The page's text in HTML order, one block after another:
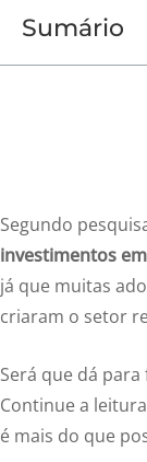
Sumário
Segundo
investimentos
já que muitas
criaram o setor
Será que dá
Continue a
é mais do que